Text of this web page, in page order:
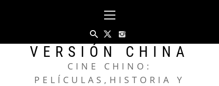
principal
VERSIÓN CHINA
CINE CHINO:
PELÍCULAS,HISTORIA Y